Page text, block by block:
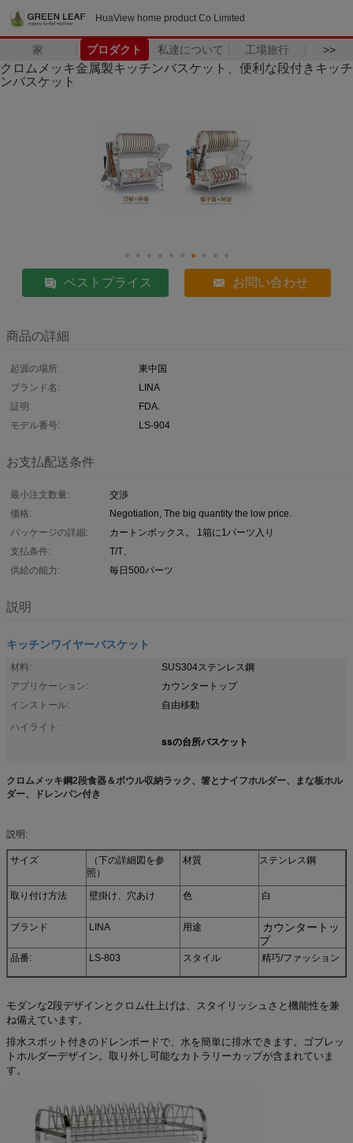
HuaView home product Co Limited
家 プロダクト 私達について 工場旅行 >>
クロムメッキ金属製キッチンバスケット、便利な段付きキッチ
ンバスケット
ベストプライス お問い合わせ
商品の詳細
起源の場所:
東中国
ブランド名:
LINA
証明:
FDA.
モデル番号:
LS-904
お支払配送条件
最小注文数量:
交渉
価格:
Negotiation, The big quantity the low price.
パッケージの詳細:
カートンボックス。 1箱に1パーツ入り
支払条件:
T/T、
供給の能力:
毎日500パーツ
説明
キッチンワイヤーバスケット
材料:
SUS304ステンレス鋼
アプリケーション:
カウンタートップ
インストール:
自由移動
ハイライト:
ssの台所バスケット
クロムメッキ鋼2段食器＆ボウル収納ラック、箸とナイフホルダー、まな板ホル
ダー、ドレンパン付き
説明:
サイズ
（下の詳細図を参
照）
材質 ステンレス鋼
取り付け方法 壁掛け、穴あけ 色 白
ブランド LINA 用途
カウンタートッ
プ
品番: LS-803 スタイル 精巧/ファッション
モダンな2段デザインとクロム仕上げは、スタイリッシュさと機能性を兼
ね備えています。
排水スポット付きのドレンボードで、水を簡単に排水できます。ゴブレッ
トホルダーデザイン。取り外し可能なカトラリーカップが含まれていま
す。